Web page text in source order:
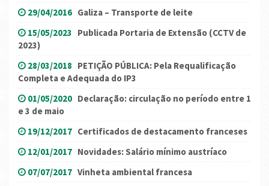
29/04/2016 Galiza – Transporte de leite
15/05/2023 Publicada Portaria de Extensão (CCTV de
2023)
28/03/2018 PETIÇÃO PÚBLICA: Pela Requalificação
Completa e Adequada do IP3
01/05/2020 Declaração: circulação no período entre 1
e 3 de maio
19/12/2017 Certificados de destacamento franceses
12/01/2017 Novidades: Salário mínimo austríaco
07/07/2017 Vinheta ambiental francesa